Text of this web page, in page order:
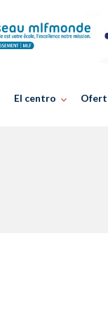
El centro